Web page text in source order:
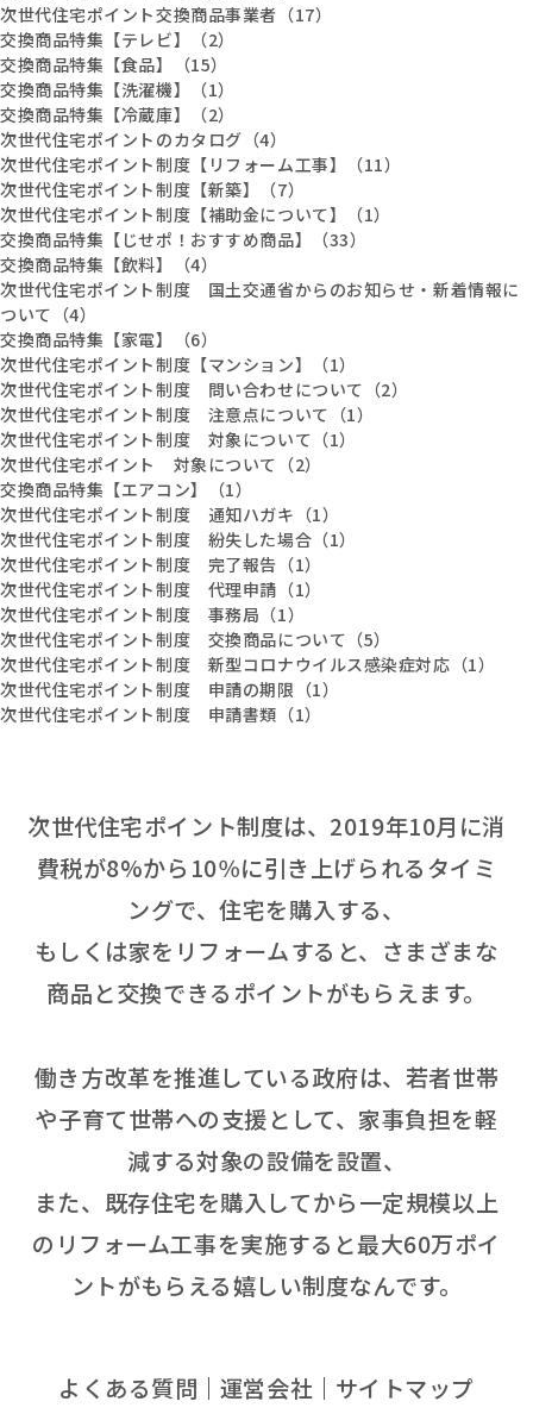
次世代住宅ポイント交換商品事業者（17）
交換商品特集【テレビ】（2）
交換商品特集【食品】（15）
交換商品特集【洗濯機】（1）
交換商品特集【冷蔵庫】（2）
次世代住宅ポイントのカタログ（4）
次世代住宅ポイント制度【リフォーム工事】（11）
次世代住宅ポイント制度【新築】（7）
次世代住宅ポイント制度【補助金について】（1）
交換商品特集【じせポ！おすすめ商品】（33）
交換商品特集【飲料】（4）
次世代住宅ポイント制度 国土交通省からのお知らせ・新着情報に
ついて（4）
交換商品特集【家電】（6）
次世代住宅ポイント制度【マンション】（1）
次世代住宅ポイント制度 問い合わせについて（2）
次世代住宅ポイント制度 注意点について（1）
次世代住宅ポイント制度 対象について（1）
次世代住宅ポイント 対象について（2）
交換商品特集【エアコン】（1）
次世代住宅ポイント制度 通知ハガキ（1）
次世代住宅ポイント制度 紛失した場合（1）
次世代住宅ポイント制度 完了報告（1）
次世代住宅ポイント制度 代理申請（1）
次世代住宅ポイント制度 事務局（1）
次世代住宅ポイント制度 交換商品について（5）
次世代住宅ポイント制度 新型コロナウイルス感染症対応（1）
次世代住宅ポイント制度 申請の期限（1）
次世代住宅ポイント制度 申請書類（1）
次世代住宅ポイント制度は、2019年10月に消
費税が8%から10％に引き上げられるタイミ
ングで、住宅を購入する、
もしくは家をリフォームすると、さまざまな
商品と交換できるポイントがもらえます。
働き方改革を推進している政府は、若者世帯
や子育て世帯への支援として、家事負担を軽
減する対象の設備を設置、
また、既存住宅を購入してから一定規模以上
のリフォーム工事を実施すると最大60万ポイ
ントがもらえる嬉しい制度なんです。
よくある質問 運営会社 サイトマップ